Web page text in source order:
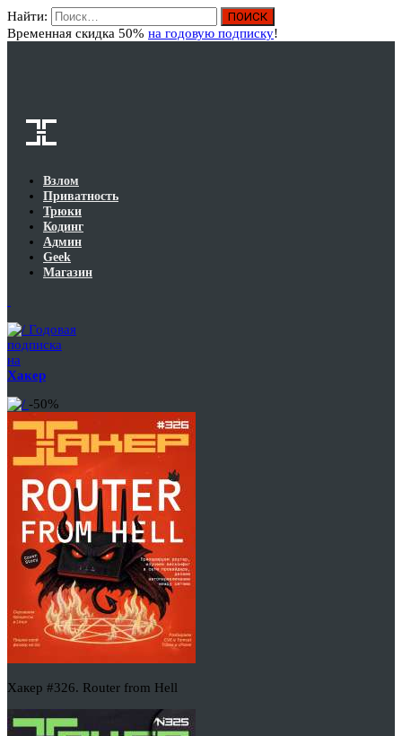
Найти:
Временная скидка 50% на годовую подписку!
Взлом
Приватность
Трюки
Кодинг
Админ
Geek
Магазин
Годовая
подписка
на
Хакер
-50%
Хакер #326. Router from Hell